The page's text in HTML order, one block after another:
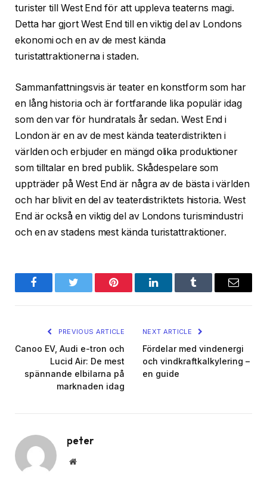
turister till West End för att uppleva teaterns magi.
Detta har gjort West End till en viktig del av Londons
ekonomi och en av de mest kända
turistattraktionerna i staden.
Sammanfattningsvis är teater en konstform som har
en lång historia och är fortfarande lika populär idag
som den var för hundratals år sedan. West End i
London är en av de mest kända teaterdistrikten i
världen och erbjuder en mängd olika produktioner
som tilltalar en bred publik. Skådespelare som
uppträder på West End är några av de bästa i världen
och har blivit en del av teaterdistriktets historia. West
End är också en viktig del av Londons turismindustri
och en av stadens mest kända turistattraktioner.
FacebookTwitter Pinterest LinkedInTumblr Email
PREVIOUS ARTICLE
Canoo EV, Audi e-tron och
Lucid Air: De mest
spännande elbilarna på
marknaden idag
NEXT ARTICLE
Fördelar med vindenergi
och vindkraftkalkylering –
en guide
peter
Website